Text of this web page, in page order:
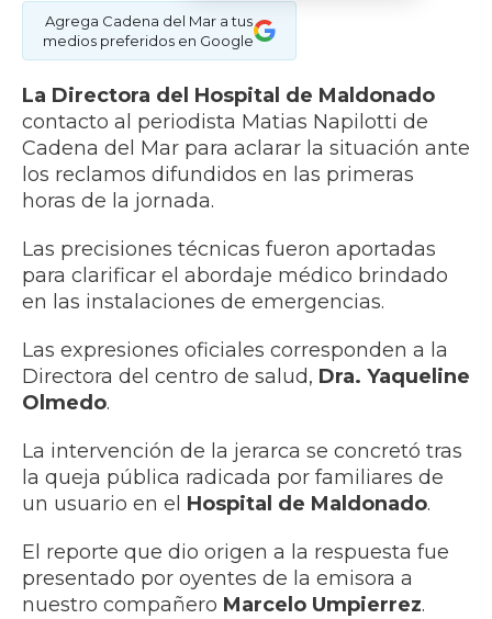
Agrega Cadena del Mar a tus
medios preferidos en Google
La Directora del Hospital de Maldonado
contacto al periodista Matias Napilotti de
Cadena del Mar para aclarar la situación ante
los reclamos difundidos en las primeras
horas de la jornada.
Las precisiones técnicas fueron aportadas
para clarificar el abordaje médico brindado
en las instalaciones de emergencias.
Las expresiones oficiales corresponden a la
Directora del centro de salud, Dra. Yaqueline
Olmedo.
La intervención de la jerarca se concretó tras
la queja pública radicada por familiares de
un usuario en el Hospital de Maldonado.
El reporte que dio origen a la respuesta fue
presentado por oyentes de la emisora a
nuestro compañero Marcelo Umpierrez.